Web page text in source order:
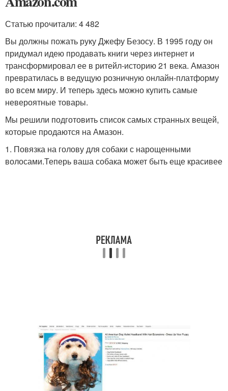
Статью прочитали: 4 482
Вы должны пожать руку Джефу Безосу. В 1995 году он
придумал идею продавать книги через интернет и
трансформировал ее в ритейл-историю 21 века. Амазон
превратилась в ведущую розничную онлайн-платформу
во всем миру. И теперь здесь можно купить самые
невероятные товары.
Мы решили подготовить список самых странных вещей,
которые продаются на Амазон.
1. Повязка на голову для собаки с нарощенными
волосами.Теперь ваша собака может быть еще красивее